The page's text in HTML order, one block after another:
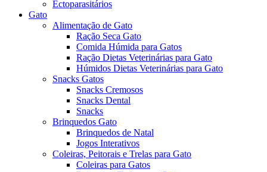
Ectoparasitários
Gato
Alimentação de Gato
Ração Seca Gato
Comida Húmida para Gatos
Ração Dietas Veterinárias para Gato
Húmidos Dietas Veterinárias para Gato
Snacks Gatos
Snacks Cremosos
Snacks Dental
Snacks
Brinquedos Gato
Brinquedos de Natal
Jogos Interativos
Coleiras, Peitorais e Trelas para Gato
Coleiras para Gatos